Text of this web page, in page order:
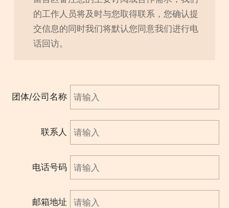
的工作人员将及时与您取得联系，您确认提
交信息的同时我们将默认您同意我们进行电
话回访。
团体/公司名称
联系人
电话号码
邮箱地址